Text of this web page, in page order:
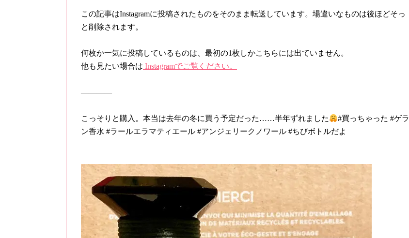
この記事はInstagramに投稿されたものをそのまま転送しています。場違いなものは後ほどそっ
と削除されます。
何枚か一気に投稿しているものは、最初の1枚しかこちらには出ていません。
他も見たい場合は Instagramでご覧ください。
————
こっそりと購入。本当は去年の冬に買う予定だった……半年ずれました
#買っちゃった #ゲラ
ン香水 #ラールエラマティエール #アンジェリークノワール #ちびボトルだよ